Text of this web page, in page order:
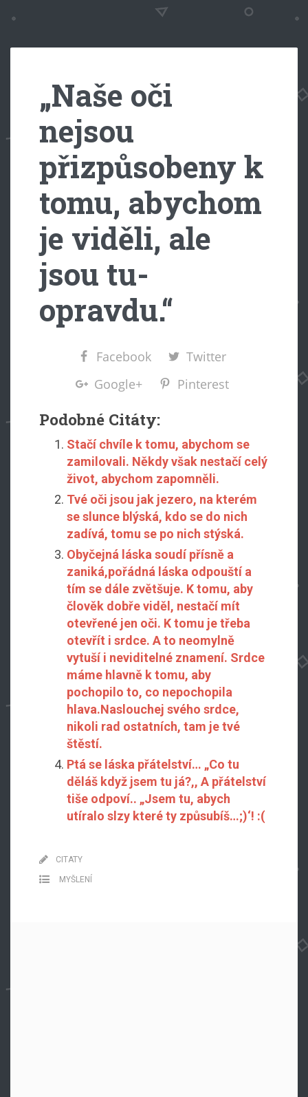
„Naše oči
nejsou
přizpůsobeny k
tomu, abychom
je viděli, ale
jsou tu-
opravdu.“
Facebook
Twitter
Google+
Pinterest
Podobné Citáty:
Stačí chvíle k tomu, abychom se
zamilovali. Někdy však nestačí celý
život, abychom zapomněli.
Tvé oči jsou jak jezero, na kterém
se slunce blýská, kdo se do nich
zadívá, tomu se po nich stýská.
Obyčejná láska soudí přísně a
zaniká,pořádná láska odpouští a
tím se dále zvětšuje. K tomu, aby
člověk dobře viděl, nestačí mít
otevřené jen oči. K tomu je třeba
otevřít i srdce. A to neomylně
vytuší i neviditelné znamení. Srdce
máme hlavně k tomu, aby
pochopilo to, co nepochopila
hlava.Naslouchej svého srdce,
nikoli rad ostatních, tam je tvé
štěstí.
Ptá se láska přátelství… „Co tu
děláš když jsem tu já?,, A přátelství
tiše odpoví.. „Jsem tu, abych
utíralo slzy které ty způsubíš…;)‘! :(
CITATY
MYŠLENÍ